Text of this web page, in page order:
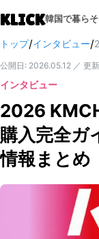
KLICK韓国で暮らそ
トップ/インタビュー/
公開日 : 2026.05.12 ／ 更
インタビュー
2026
購入完全ガ
情報まとめ